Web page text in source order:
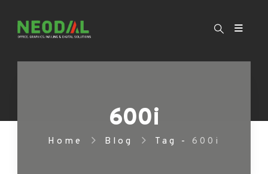
600i
Home Blog Tag - 600i